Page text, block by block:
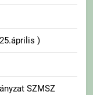
)
SZMSZ